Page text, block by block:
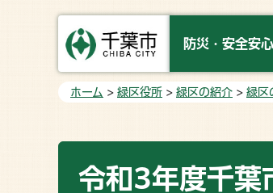
防災・安全安心
ホーム > 緑区役所 > 緑区の紹介 > 緑区
令和3年度千葉